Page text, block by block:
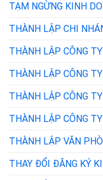
TẠM NGỪNG KINH
THÀNH LẬP CHI
THÀNH LẬP CÔNG TY
THÀNH LẬP CÔNG
THÀNH LẬP CÔNG
THÀNH LẬP CÔNG
THÀNH LẬP VĂN
THAY ĐỔI ĐĂNG KÝ